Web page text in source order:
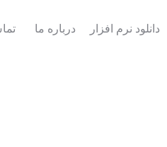
دانلود نرم افزار درباره ما